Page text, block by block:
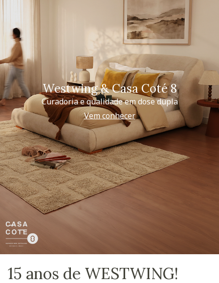
Westwing & Casa Coté 8
Curadoria e qualidade em dose dupla
Vem conhecer
15 anos de WESTWING!